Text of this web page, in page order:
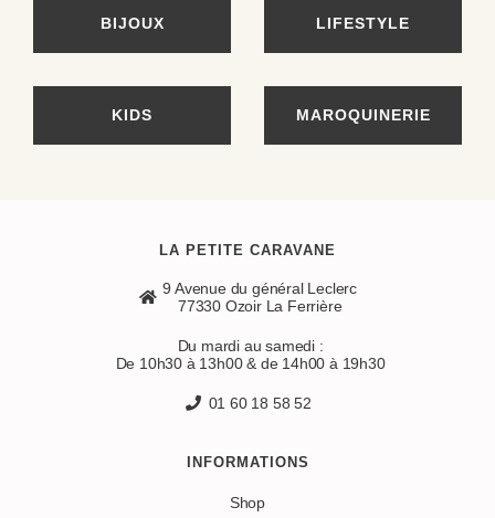
BIJOUX LIFESTYLE
KIDS MAROQUINERIE
LA PETITE CARAVANE
9 Avenue du général Leclerc
77330 Ozoir La Ferrière
Du mardi au samedi :
De 10h30 à 13h00 & de 14h00 à 19h30
01 60 18 58 52
INFORMATIONS
Shop